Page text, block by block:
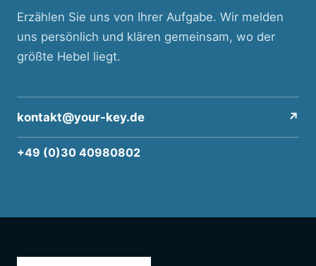
Erzählen Sie uns von Ihrer Aufgabe. Wir melden
uns persönlich und klären gemeinsam, wo der
größte Hebel liegt.
kontakt@your-key.de ↗
+49 (0)30 40980802